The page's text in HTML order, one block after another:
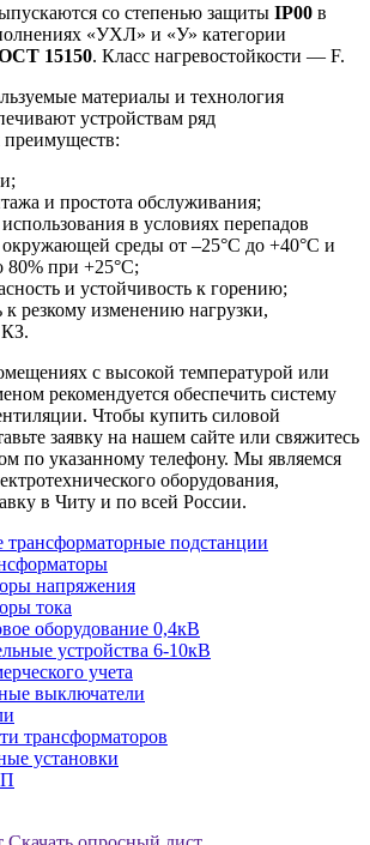
со степенью защиты IP00 в
«УХЛ» и «У» категории
15150. Класс нагревостойкости — F.
материалы и технология
устройствам ряд
и простота обслуживания;
в условиях перепадов
среды от –25°С до +40°С и
80% при +25°С;
и устойчивость к горению;
к резкому изменению нагрузки,
КЗ.
с высокой температурой или
рекомендуется обеспечить систему
Чтобы купить силовой
заявку на нашем сайте или свяжитесь
по указанному телефону. Мы являемся
оборудования,
в Читу и по всей России.
подстанции
напряжения
тока
оборудование 0,4кВ
устройства 6-10кВ
учета
выключатели
трансформаторов
установки